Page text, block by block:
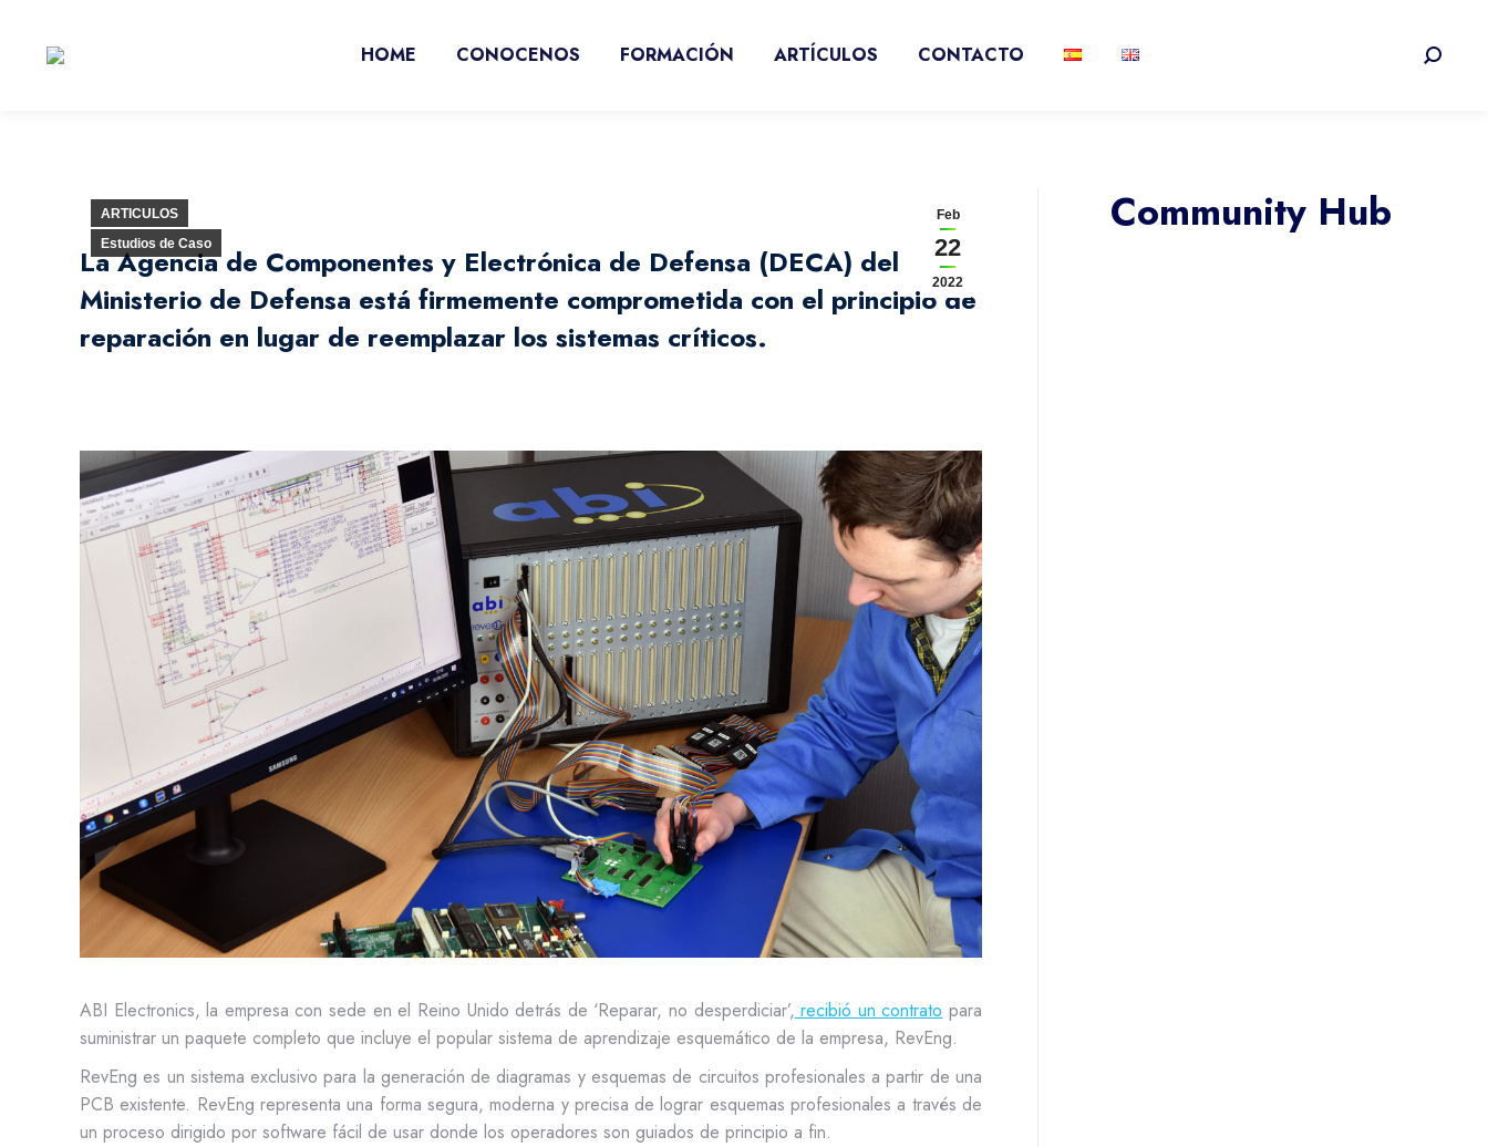
HOME CONOCENOS FORMACIÓN ARTÍCULOS CONTACTO Buscar:
Feb
22
2022
ARTICULOS
Estudios de Caso
La Agencia de Componentes y Electrónica de Defensa (DECA) del
Ministerio de Defensa está firmemente comprometida con el principio de
reparación en lugar de reemplazar los sistemas críticos.
ABI Electronics, la empresa con sede en el Reino Unido detrás de ‘Reparar, no desperdiciar’, recibió un contrato para
suministrar un paquete completo que incluye el popular sistema de aprendizaje esquemático de la empresa, RevEng.
RevEng es un sistema exclusivo para la generación de diagramas y esquemas de circuitos profesionales a partir de una
PCB existente. RevEng representa una forma segura, moderna y precisa de lograr esquemas profesionales a través de
un proceso dirigido por software fácil de usar donde los operadores son guiados de principio a fin.
Community Hub